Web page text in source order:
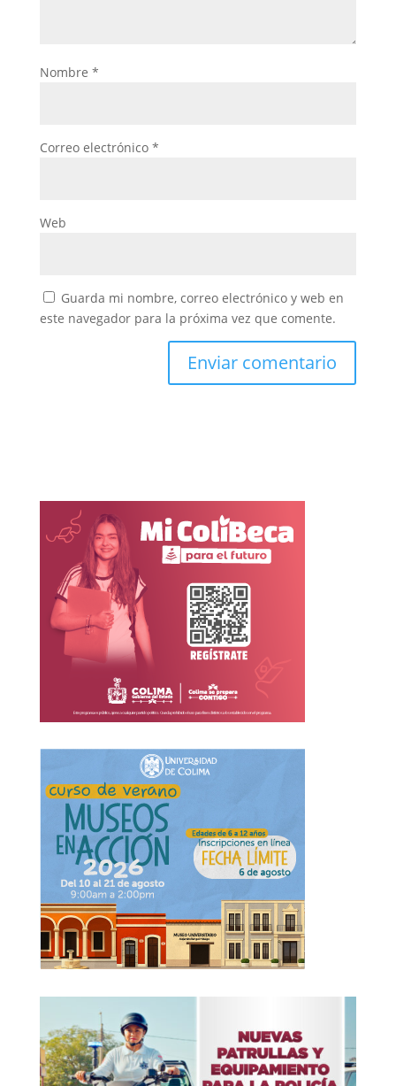
Nombre *
Correo electrónico *
Web
Guarda mi nombre, correo electrónico y web en
este navegador para la próxima vez que comente.